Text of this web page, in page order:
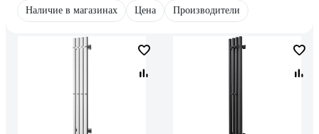
Наличие в магазинах Цена Производители